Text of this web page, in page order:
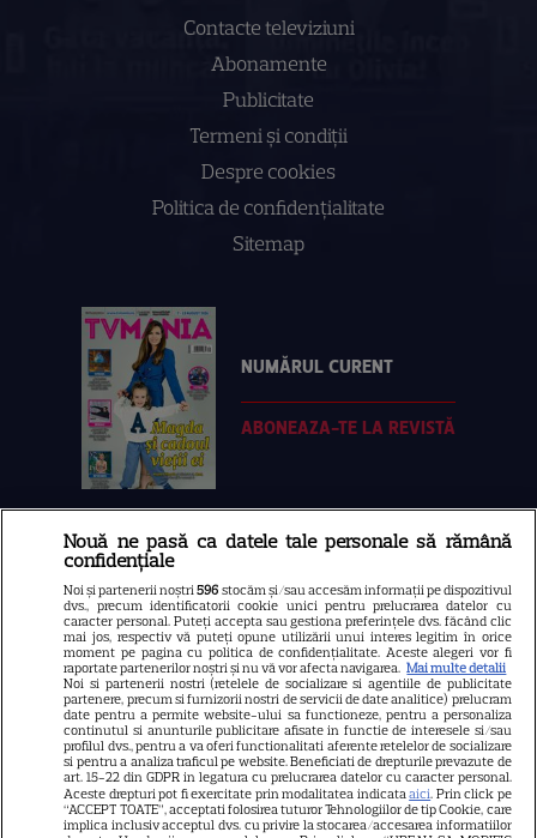
Contacte televiziuni
Abonamente
Publicitate
Termeni și condiții
Despre cookies
Politica de confidenţialitate
Sitemap
NUMĂRUL CURENT
ABONEAZA-TE LA REVISTĂ
Libertatea
Libertatea pentru femei
GSP
Știri mondene
Avantaje
Elle
Unica
Retete practice
Nouă ne pasă ca datele tale personale să rămână
confidențiale
Noi și partenerii noștri596 stocăm și/sau accesăm informații pe dispozitivul
dvs., precum identificatorii cookie unici pentru prelucrarea datelor cu
caracter personal. Puteți accepta sau gestiona preferințele dvs. făcând clic
mai jos, respectiv vă puteți opune utilizării unui interes legitim în orice
moment pe pagina cu politica de confidențialitate. Aceste alegeri vor fi
raportate partenerilor noștri și nu vă vor afecta navigarea. Mai multe detalii
Noi si partenerii nostri (retelele de socializare si agentiile de publicitate
partenere, precum si furnizorii nostri de servicii de date analitice) prelucram
date pentru a permite website-ului sa functioneze, pentru a personaliza
continutul si anunturile publicitare afisate in functie de interesele si/sau
profilul dvs., pentru a va oferi functionalitati aferente retelelor de socializare
si pentru a analiza traficul pe website. Beneficiati de drepturile prevazute de
art. 15-22 din GDPR in legatura cu prelucrarea datelor cu caracter personal.
Aceste drepturi pot fi exercitate prin modalitatea indicataaici. Prin click pe
“ACCEPT TOATE”, acceptati folosirea tuturor Tehnologiilor de tip Cookie, care
implica inclusiv acceptul dvs. cu privire la stocarea/accesarea informatiilor